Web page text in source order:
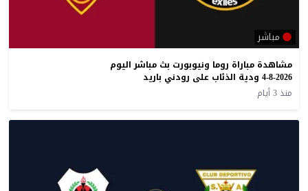
مباشر
مشاهدة مباراة روما ونيوبورت بث مباشر اليوم
4-8-2026 ودية الذئاب على رودني باريد
منذ 3 أيام